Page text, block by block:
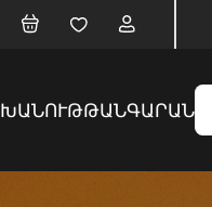
ԽԱՆՈՒԹԹԱՆԳԱՐԱՆ